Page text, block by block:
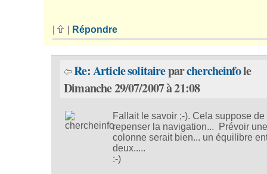
| Répondre
Re: Article solitaireparchercheinfole
Dimanche 29/07/2007 à 21:08
Fallait le savoir ;-). Cela suppose de
repenser la navigation... Prévoir
colonne serait bien... un équilibre
deux.....
:-)